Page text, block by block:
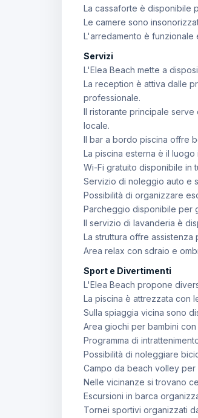
La cassaforte è disponibile
Le camere sono
L'arredamento è funzionale
Servizi
L'Elea Beach mette a
La reception è attiva dalle
professionale.
Il ristorante principale
locale.
Il bar a bordo piscina offre
La piscina esterna è il
Wi-Fi gratuito disponibile in
Servizio di noleggio auto e
Possibilità di organizzare
Parcheggio disponibile per
Il servizio di lavanderia è
La struttura offre
Area relax con sdraio e
Sport e Divertimenti
L'Elea Beach propone
La piscina è attrezzata con
Sulla spiaggia vicina sono
Area giochi per bambini
Programma di
Possibilità di noleggiare
Campo da beach volley
Nelle vicinanze si trovano
Escursioni in barca
Tornei sportivi organizzati